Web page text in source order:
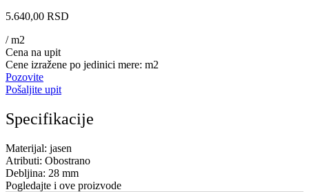
5.640,00 RSD
/ m2
Cena na upit
Cene izražene po jedinici mere: m2
Pozovite
Pošaljite upit
Specifikacije
Materijal: jasen
Atributi: Obostrano
Debljina: 28 mm
Pogledajte i ove proizvode